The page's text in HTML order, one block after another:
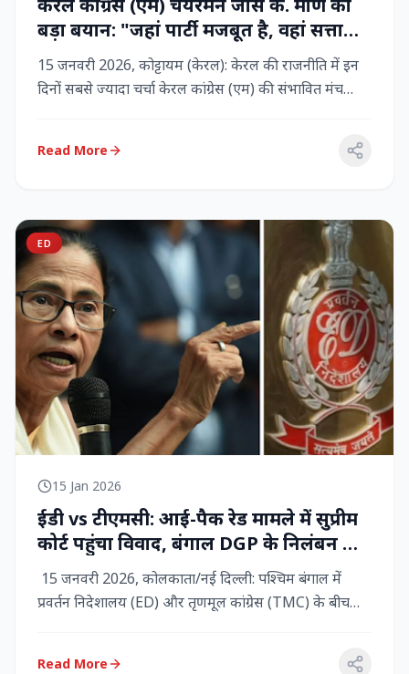
बड़ा बयान: "जहां पार्टी मजबूत है, वहां सत्ता
बनी रहेगी" – LDF के साथ बने रहने पर जोर
15 जनवरी 2026, कोट्टायम (केरल): केरल की राजनीति में इन
दिनों सबसे ज्यादा चर्चा केरल कांग्रेस (एम) की संभावित मंच
Read More
ED
15 Jan 2026
ईडी vs टीएमसी: आई-पैक रेड मामले में सुप्रीम
कोर्ट पहुंचा विवाद, बंगाल DGP के निलंबन की
मांग, कलकत्ता हाईकोर्ट में CBI छापेमारी
15 जनवरी 2026, कोलकाता/नई दिल्ली: पश्चिम बंगाल में
प्रवर्तन निदेशालय (ED) और तृणमूल कांग्रेस (TMC) के बीच
Read More